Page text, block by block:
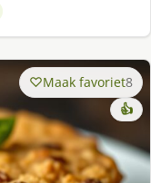
Maak favoriet8
👍